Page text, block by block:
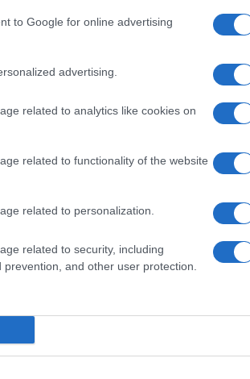
to Google for online advertising
advertising.
related to analytics like cookies on
related to functionality of the website
related to personalization.
related to security, including
and other user protection.
Ezek a vélemények gyakran
gyakran vált ki vitát,
körében.
kritikák a legtöbbször
hagyva Izrael biztonsági
beszámolt, az Izrael
vagy Mayim Bialik – gyakran
“Gyerekgyilkos” –
célba Gal Gadotot